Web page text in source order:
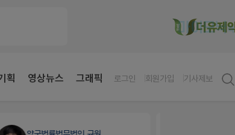
획 영상뉴스 그래픽 로그인 회원가입 기사제보